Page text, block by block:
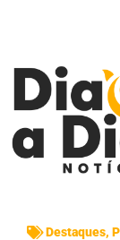
Destaques,